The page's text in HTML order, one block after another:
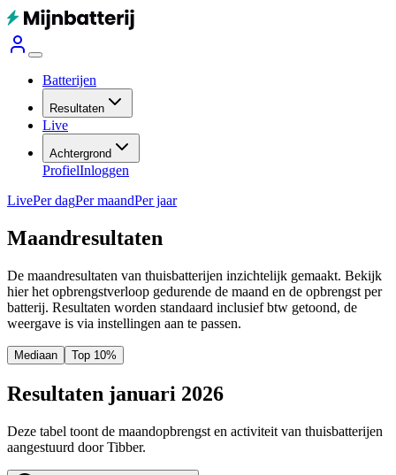
Batterijen
Resultaten
Live
Achtergrond
ProfielInloggen
LivePer dagPer maandPer jaar
Maandresultaten
De maandresultaten van thuisbatterijen inzichtelijk gemaakt. Bekijk
hier het opbrengstverloop gedurende de maand en de opbrengst per
batterij. Resultaten worden standaard inclusief btw getoond, de
weergave is via instellingen aan te passen.
Mediaan Top 10%
Resultaten januari 2026
Deze tabel toont de maandopbrengst en activiteit van thuisbatterijen
aangestuurd door Tibber.